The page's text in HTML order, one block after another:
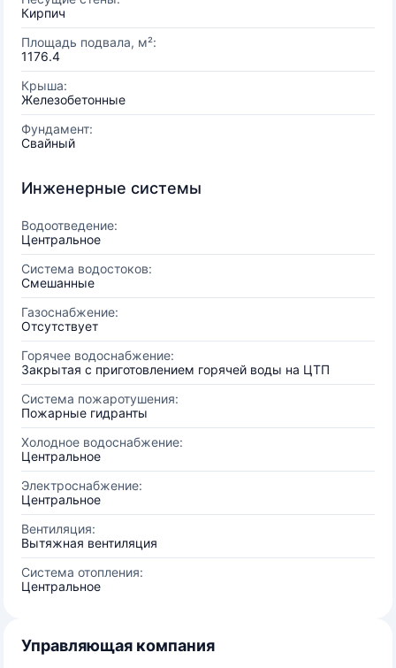
Кирпич
Площадь подвала, м²:
1176.4
Крыша:
Железобетонные
Фундамент:
Свайный
Инженерные системы
Водоотведение:
Центральное
Система водостоков:
Смешанные
Газоснабжение:
Отсутствует
Горячее водоснабжение:
Закрытая с приготовлением горячей воды на ЦТП
Система пожаротушения:
Пожарные гидранты
Холодное водоснабжение:
Центральное
Электроснабжение:
Центральное
Вентиляция:
Вытяжная вентиляция
Система отопления:
Центральное
Управляющая компания